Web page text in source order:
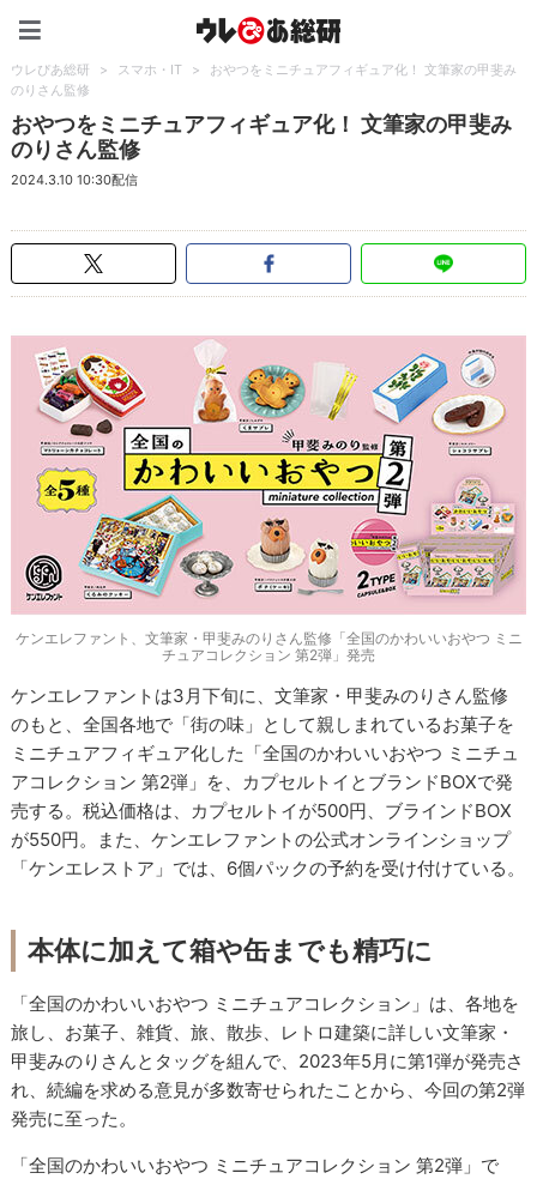
ウレぴあ総研 > スマホ・IT >
おやつをミニチュアフィギュア化！ 文筆家の甲斐み
のりさん監修
おやつをミニチュアフィギュア化！ 文筆家の甲斐み
のりさん監修
2024.3.10 10:30配信
ケンエレファント、文筆家・甲斐みのりさん監修「全国のかわいいおやつ ミニ
チュアコレクション 第2弾」発売
ケンエレファントは3月下旬に、文筆家・甲斐みのりさん監修
のもと、全国各地で「街の味」として親しまれているお菓子を
ミニチュアフィギュア化した「全国のかわいいおやつ ミニチュ
アコレクション 第2弾」を、カプセルトイとブランドBOXで発
売する。税込価格は、カプセルトイが500円、ブラインドBOX
が550円。また、ケンエレファントの公式オンラインショップ
「ケンエレストア」では、6個パックの予約を受け付けている。
本体に加えて箱や缶までも精巧に
「全国のかわいいおやつ ミニチュアコレクション」は、各地を
旅し、お菓子、雑貨、旅、散歩、レトロ建築に詳しい文筆家・
甲斐みのりさんとタッグを組んで、2023年5月に第1弾が発売さ
れ、続編を求める意見が多数寄せられたことから、今回の第2弾
発売に至った。
「全国のかわいいおやつ ミニチュアコレクション 第2弾」で